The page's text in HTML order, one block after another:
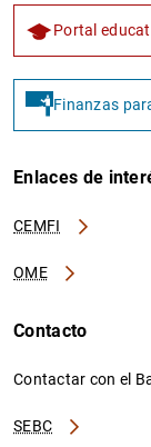
Portal
Finanzas
Enlaces de
CEMFI
OME
Contacto
Contactar con el
SEBC